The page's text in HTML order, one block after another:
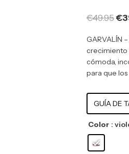
€49.95€
GARVALÍN
crecimiento
cómoda,
para que
GUÍA DE
Color :